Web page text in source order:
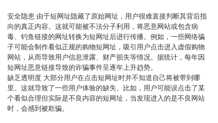
安全隐患 由于短网址隐藏了原始网址，用户很难直接判断其背后指
向的真正内容。这就可能被不法分子利用，将恶意网站或包含病
毒、钓鱼链接的网址转换为短网址后进行传播。例如，一些网络骗
子可能会制作看似正规的购物短网址，吸引用户点击进入虚假购物
网站，从而导致用户信息泄露、财产损失等情况。据统计，每年因
短网址恶意链接导致的诈骗事件呈逐年上升趋势。
缺乏透明度 大部分用户在点击短网址时并不知道自己将被带到哪
里。这就导致了一些用户体验的缺失。比如，用户可能误点击了某
个看似合理但实际是不良内容的短网址，当发现进入的是不良网站
时，会感到被欺骗。